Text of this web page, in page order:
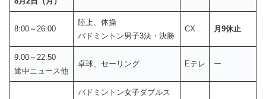
8:00～26:00
陸上、体操
バドミントン男子3決・決勝
CX 月9休止
9:00～22:50
途中ニュース他
卓球、セーリング Eテレ ー
バドミントン女子ダブルス